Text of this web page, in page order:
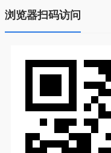
浏览器扫码访问